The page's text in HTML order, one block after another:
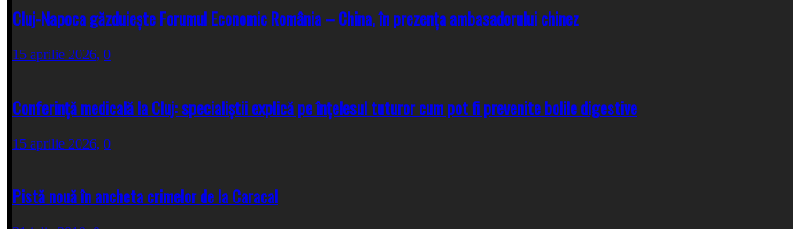
Cluj-Napoca găzduiește Forumul Economic România – China, în prezența ambasadorului chinez
15 aprilie 2026, 0
Conferință medicală la Cluj: specialiștii explică pe înțelesul tuturor cum pot fi prevenite bolile digestive
15 aprilie 2026, 0
Pistă nouă în ancheta crimelor de la Caracal